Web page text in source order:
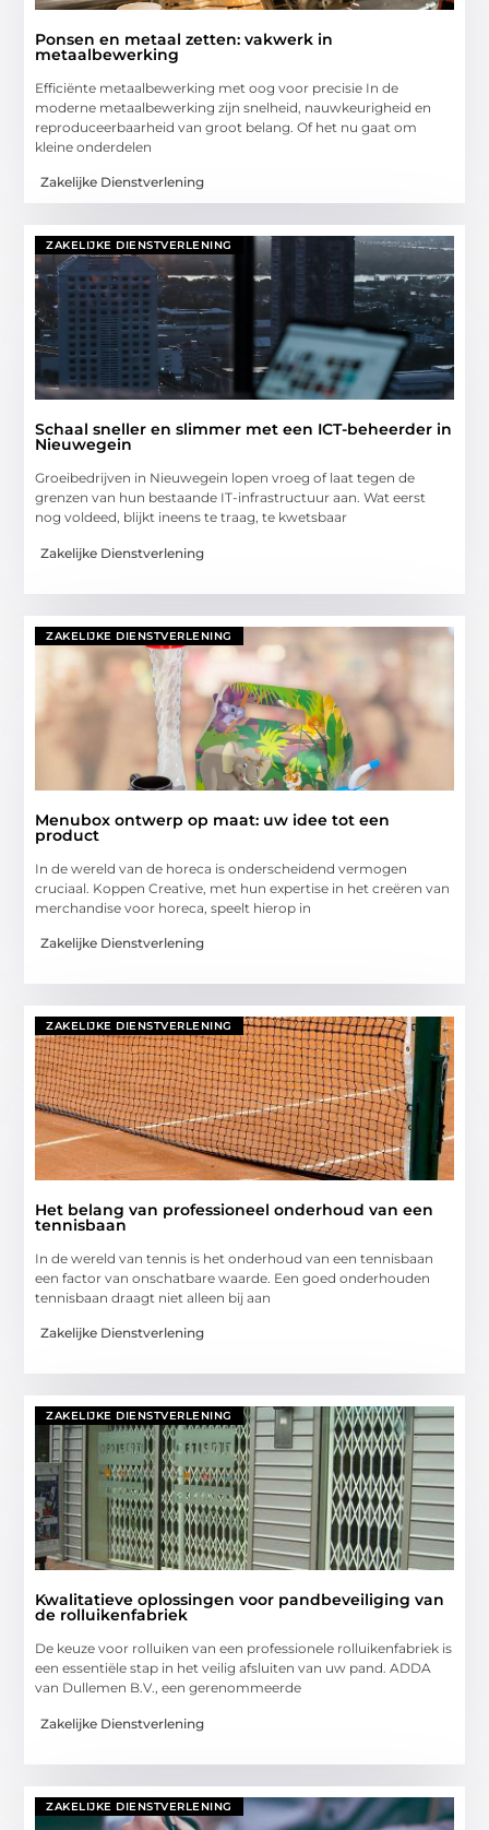
Ponsen en metaal zetten: vakwerk in
metaalbewerking
Efficiënte metaalbewerking met oog voor precisie In de
moderne metaalbewerking zijn snelheid, nauwkeurigheid en
reproduceerbaarheid van groot belang. Of het nu gaat om
kleine onderdelen
Zakelijke Dienstverlening
ZAKELIJKE DIENSTVERLENING
Schaal sneller en slimmer met een ICT-beheerder in
Nieuwegein
Groeibedrijven in Nieuwegein lopen vroeg of laat tegen de
grenzen van hun bestaande IT-infrastructuur aan. Wat eerst
nog voldeed, blijkt ineens te traag, te kwetsbaar
Zakelijke Dienstverlening
ZAKELIJKE DIENSTVERLENING
Menubox ontwerp op maat: uw idee tot een
product
In de wereld van de horeca is onderscheidend vermogen
cruciaal. Koppen Creative, met hun expertise in het creëren van
merchandise voor horeca, speelt hierop in
Zakelijke Dienstverlening
ZAKELIJKE DIENSTVERLENING
Het belang van professioneel onderhoud van een
tennisbaan
In de wereld van tennis is het onderhoud van een tennisbaan
een factor van onschatbare waarde. Een goed onderhouden
tennisbaan draagt niet alleen bij aan
Zakelijke Dienstverlening
ZAKELIJKE DIENSTVERLENING
Kwalitatieve oplossingen voor pandbeveiliging van
de rolluikenfabriek
De keuze voor rolluiken van een professionele rolluikenfabriek is
een essentiële stap in het veilig afsluiten van uw pand. ADDA
van Dullemen B.V., een gerenommeerde
Zakelijke Dienstverlening
ZAKELIJKE DIENSTVERLENING